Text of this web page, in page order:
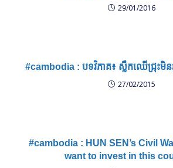
29/01/2016
#cambodia : បទ​វិភាគ៖ ស្លឹក​ឈើ​ជ្រុះ​មិ
27/02/2015
#cambodia : HUN SEN’s Civil
want to invest in this